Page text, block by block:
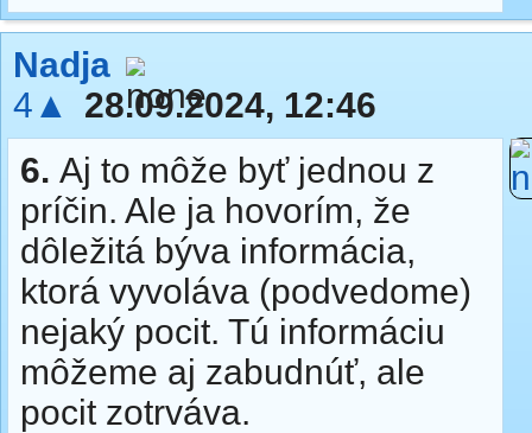
Nadja
4▲
28.09.2024, 12:46
6. Aj to môže byť jednou z
príčin. Ale ja hovorím, že
dôležitá býva informácia,
ktorá vyvoláva (podvedome)
nejaký pocit. Tú informáciu
môžeme aj zabudnúť, ale
pocit zotrváva.